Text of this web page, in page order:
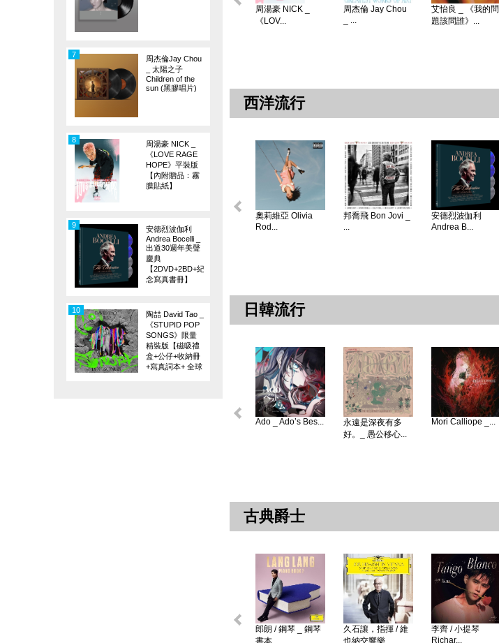
周杰倫Jay Chou
_ 太陽之子
Children of the
sun (黑膠唱片)
7
周湯豪 NICK _
《LOVE RAGE
HOPE》平裝版
【內附贈品：霧
膜貼紙】
8
安德烈波伽利
Andrea Bocelli _
出道30週年美聲
慶典
【2DVD+2BD+紀
念寫真書冊】
9
陶喆 David Tao _
《STUPID POP
SONGS》限量
精裝版【磁吸禮
盒+公仔+收納冊
+寫真詞本+ 全球
10
周湯豪 NICK _
《LOV...
周杰倫 Jay Chou
_ ...
艾怡良 _ 《我的問
題該問誰》...
西洋流行
奧莉維亞 Olivia
Rod...
邦喬飛 Bon Jovi _
...
安德烈波伽利
Andrea B...
日韓流行
Ado _ Ado’s Bes...
永遠是深夜有多
好。_ 愚公移心...
Mori Calliope _...
古典爵士
郎朗 / 鋼琴 _ 鋼琴
書本 ...
久石讓，指揮 / 維
也納交響樂...
李齊 / 小提琴
Richar...